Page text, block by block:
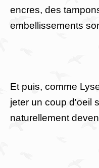
encres, des
embellissements
Et puis, comme
jeter un coup d'oeil
naturellement